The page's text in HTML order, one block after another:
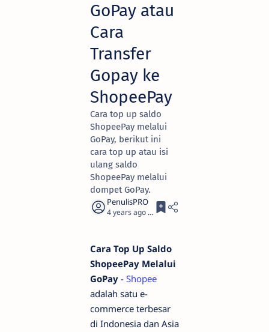
GoPay atau
Cara
Transfer
Gopay ke
ShopeePay
Cara top up saldo
ShopeePay melalui
GoPay, berikut ini
cara top up atau isi
ulang saldo
ShopeePay melalui
dompet GoPay.
4 years ago 3
Cara Top Up Saldo
ShopeePay Melalui
GoPay - Shopee
adalah satu e-
commerce terbesar
di Indonesia dan Asia